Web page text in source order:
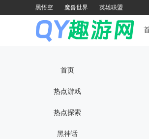
黑悟空 魔兽世界 英雄联盟
首页
热点游戏
热点探索
黑神话